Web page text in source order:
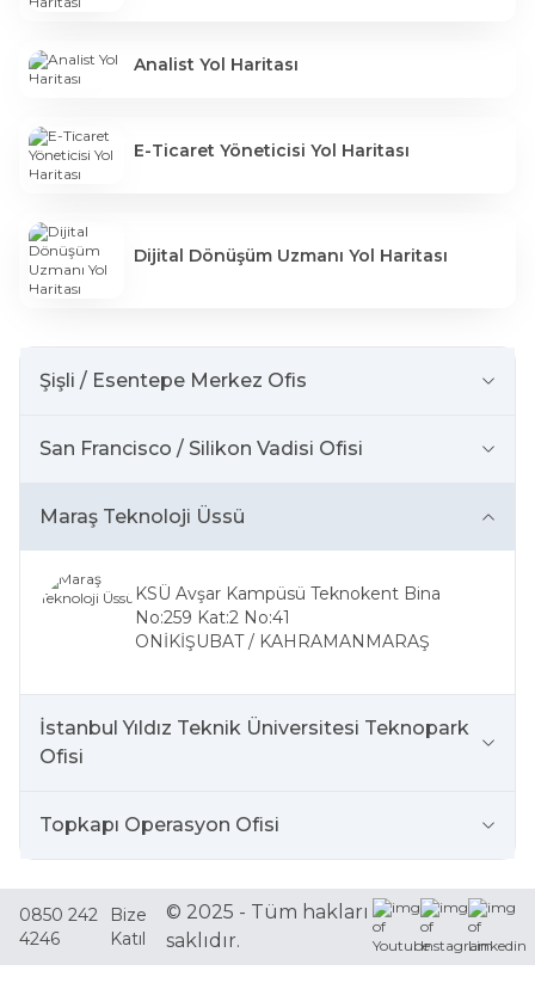
Dijital Dönüşüm Uzmanı Yol Haritası
E-Ticaret Yöneticisi Yol Haritası
Analist Yol Haritası
Şişli / Esentepe Merkez Ofis
San Francisco / Silikon Vadisi Ofisi
Maraş Teknoloji Üssü
KSÜ Avşar Kampüsü Teknokent Bina
No:259 Kat:2 No:41
ONİKİŞUBAT / KAHRAMANMARAŞ
İstanbul Yıldız Teknik Üniversitesi Teknopark
Ofisi
Topkapı Operasyon Ofisi
0850 242
4246
Bize
Katıl
© 2025 - Tüm hakları
saklıdır.